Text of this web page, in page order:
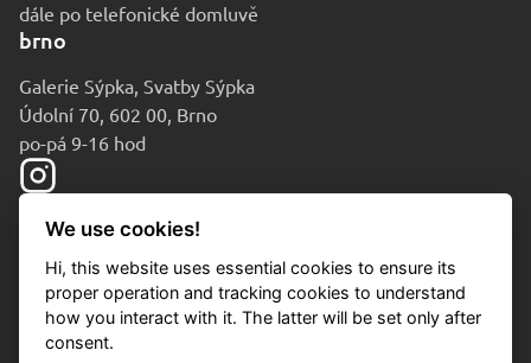
dále po telefonické domluvě
brno
Galerie Sýpka, Svatby Sýpka
Údolní 70, 602 00, Brno
po-pá 9-16 hod
We use cookies!
Hi, this website uses essential cookies to ensure its
proper operation and tracking cookies to understand
how you interact with it. The latter will be set only after
consent.